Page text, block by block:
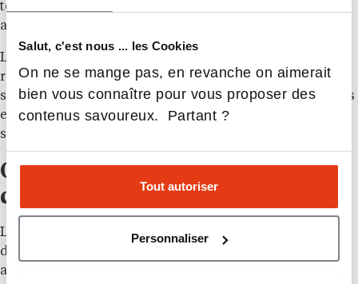
Salut, c'est nous ... les Cookies
On ne se mange pas, en revanche on aimerait
bien vous connaître pour vous proposer des
contenus savoureux. Partant ?
Tout autoriser
Personnaliser
techniques de production et des produits, facilitant
ainsi la prise de décisions éclairées.
Le poste de directeur des achats requiert une bonne
résistance au stress, car il implique souvent la gestion
simultanée de multiples projets. La maîtrise de l’anglais
est généralement exigée, les négociations pouvant
s’étendre à l’échelle internationale.
Quel est le salaire d’un directeur
des achats en 2026 ?
Le salaire d’un directeur des achats débutant est
d’environ 35 000 euros bruts par an. Avec quelques
années d’expérience, la rémunération annuelle peut